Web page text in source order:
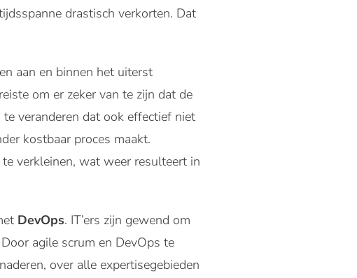
drastisch verkorten. Dat
aan en binnen het uiterst
om er zeker van te zijn dat de
veranderen dat ook effectief niet
kostbaar proces maakt.
verkleinen, wat weer resulteert in
DevOps. IT’ers zijn gewend om
agile scrum en DevOps te
over alle expertisegebieden